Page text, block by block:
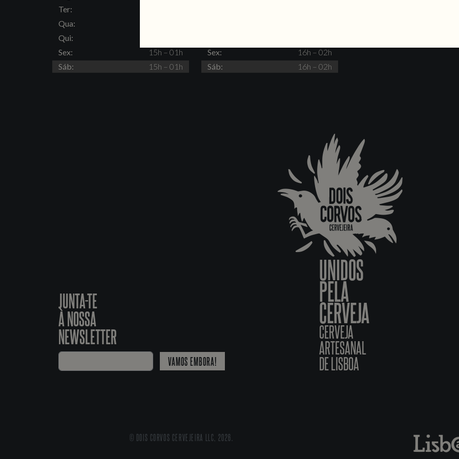
Ter:
Qua:
Qui:
Sex:
15h – 01h
Sáb:
15h – 01h
Sex:
16h – 02h
Sáb:
16h – 02h
JUNTA-TE
À NOSSA
NEWSLETTER
VAMOS EMBORA!
UNIDOS
PELA
CERVEJA
CERVEJA
ARTESANAL
DE LISBOA
© DOIS CORVOS CERVEJEIRA LLC, 2026.